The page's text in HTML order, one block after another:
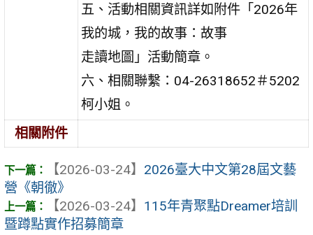
五、活動相關資訊詳如附件「2026年
我的城，我的故事：故事
走讀地圖」活動簡章。
六、相關聯繫：04-26318652＃5202
柯小姐。
相關附件
【2026-03-24】 2026臺大中文第28屆文藝
營《朝徹》
【2026-03-24】 115年青聚點Dreamer培訓
暨蹲點實作招募簡章